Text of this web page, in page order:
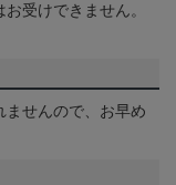
受けできません。
ませんので、お早め